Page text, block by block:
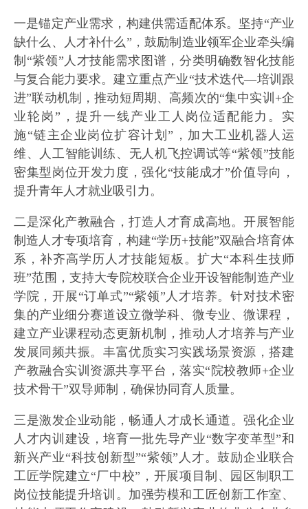
一是锚定产业需求，构建供需适配体系。坚持“产业
缺什么、人才补什么”，鼓励制造业领军企业牵头编
制“紫领”人才技能需求图谱，分类明确数智化技能
与复合能力要求。建立重点产业“技术迭代—培训跟
进”联动机制，推动短周期、高频次的“集中实训+企
业轮岗”，提升一线产业工人岗位适配能力。实
施“链主企业岗位扩容计划”，加大工业机器人运
维、人工智能训练、无人机飞控调试等“紫领”技能
密集型岗位开发力度，强化“技能成才”价值导向，
提升青年人才就业吸引力。
二是深化产教融合，打造人才育成高地。开展智能
制造人才专项培育，构建“学历+技能”双融合培育体
系，补齐高学历人才技能短板。扩大“本科生技师
班”范围，支持大专院校联合企业开设智能制造产业
学院，开展“订单式”“紫领”人才培养。针对技术密
集的产业细分赛道设立微学科、微专业、微课程，
建立产业课程动态更新机制，推动人才培养与产业
发展同频共振。丰富优质实习实践场景资源，搭建
产教融合实训资源共享平台，落实“院校教师+企业
技术骨干”双导师制，确保协同育人质量。
三是激发企业动能，畅通人才成长通道。强化企业
人才内训建设，培育一批先导产业“数字变革型”和
新兴产业“科技创新型”“紫领”人才。鼓励企业联合
工匠学院建立“厂中校”，开展项目制、园区制职工
岗位技能提升培训。加强劳模和工匠创新工作室、